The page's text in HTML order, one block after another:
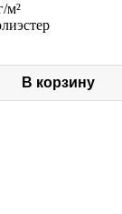
м²
В корзину